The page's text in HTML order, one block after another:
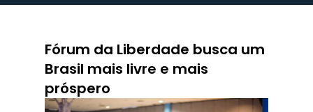
Fórum da Liberdade busca um
Brasil mais livre e mais
próspero